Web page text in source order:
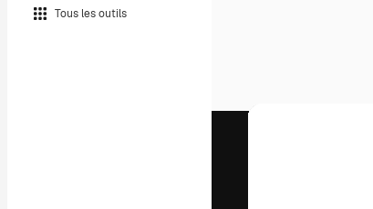
Tous les outils
Vidéos